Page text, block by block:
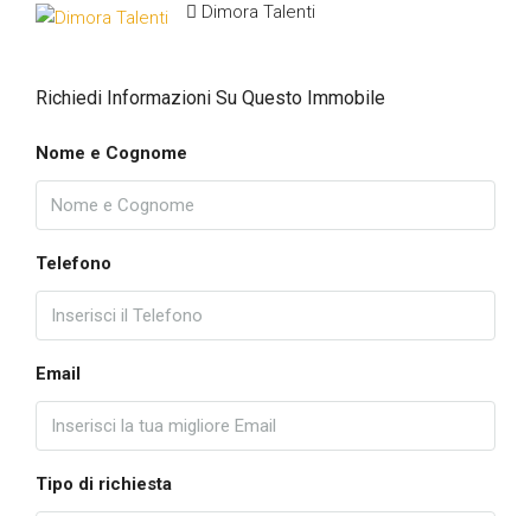
Dimora Talenti
Richiedi Informazioni Su Questo Immobile
Nome e Cognome
Telefono
Email
Tipo di richiesta